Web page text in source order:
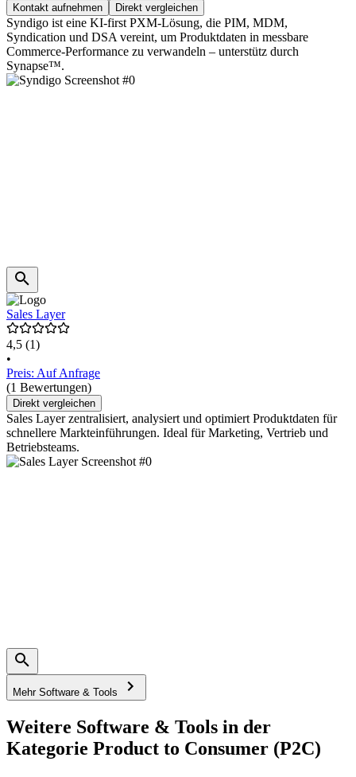
Kontakt aufnehmen Direkt vergleichen
Syndigo ist eine KI-first PXM-Lösung, die PIM, MDM,
Syndication und DSA vereint, um Produktdaten in messbare
Commerce-Performance zu verwandeln – unterstütz durch
Synapse™.
Sales Layer
4,5 (1)
•
Preis: Auf Anfrage
(1 Bewertungen)
Direkt vergleichen
Sales Layer zentralisiert, analysiert und optimiert Produktdaten für
schnellere Markteinführungen. Ideal für Marketing, Vertrieb und
Betriebsteams.
Mehr Software & Tools
Weitere Software & Tools in der
Kategorie Product to Consumer (P2C)